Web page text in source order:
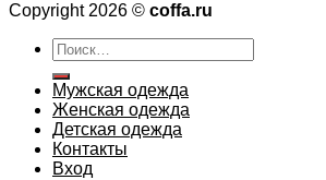
Copyright 2026 © coffa.ru
Искать:
Мужская одежда
Женская одежда
Детская одежда
Контакты
Вход